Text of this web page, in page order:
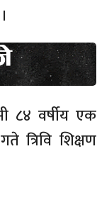
८४ वर्षीय एक
त्रिवि शिक्षण